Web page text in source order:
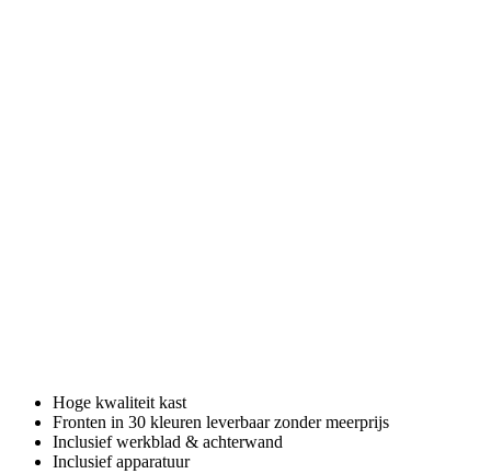
Hoge kwaliteit kast
Fronten in 30 kleuren leverbaar zonder meerprijs
Inclusief werkblad & achterwand
Inclusief apparatuur